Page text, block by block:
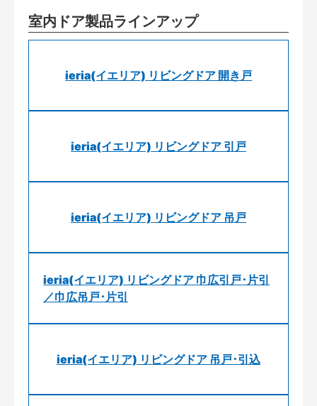
室内ドア製品ラインアップ
ieria(イエリア) リビングドア 開き戸
ieria(イエリア) リビングドア 引戸
ieria(イエリア) リビングドア 吊戸
ieria(イエリア) リビングドア 巾広引戸･片引
／巾広吊戸･片引
ieria(イエリア) リビングドア 吊戸･引込